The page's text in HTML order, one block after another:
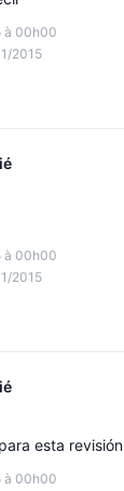
à 00h00
2015
à 00h00
2015
à 00h00
esta revisión